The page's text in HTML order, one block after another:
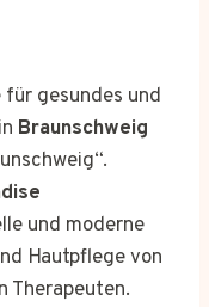
gesundes und
Braunschweig
und moderne
Hautpflege von
Therapeuten.